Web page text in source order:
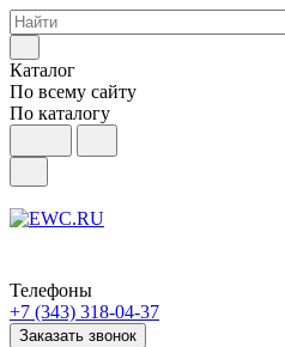
Каталог
По всему сайту
По каталогу
Телефоны
+7 (343) 318-04-37
Заказать звонок